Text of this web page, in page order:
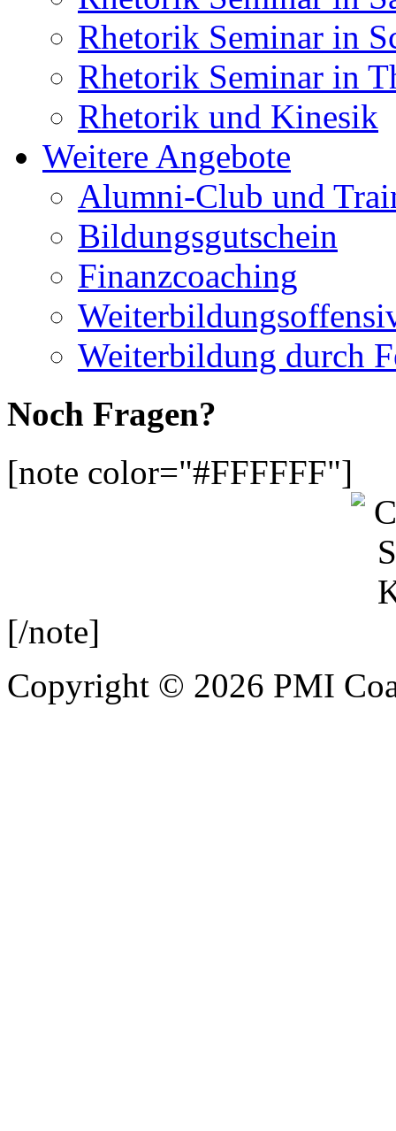
Rhetorik Seminar in
Rhetorik Seminar in
Rhetorik und Kinesik
Weitere Angebote
Alumni-Club und
Bildungsgutschein
Finanzcoaching
Weiterbildung durch
Noch Fragen?
[note color="#FFFFFF"]
[/note]
Copyright © 2026 PMI